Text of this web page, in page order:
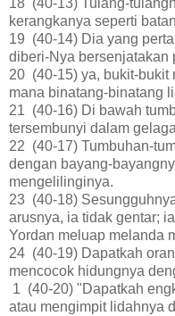
kerangkanya seperti
19 (40-14) Dia yang
diberi-Nya bersenjatakan
20 (40-15) ya, bukit-bukit
mana binatang-binatang
21 (40-16) Di bawah
tersembunyi dalam
22 (40-17) Tumbuhan-
dengan bayang-
mengelilinginya.
23 (40-18)
arusnya, ia tidak gentar;
Yordan meluap melanda
24 (40-19) Dapatkah
mencocok hidungnya
1 (40-20) "Dapatkah
atau mengimpit lidahnya